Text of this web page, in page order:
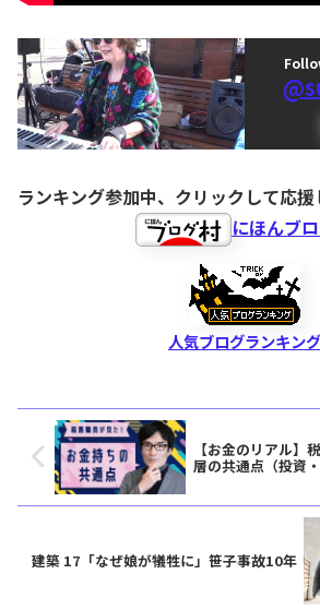
ランキング参加中、クリックして応援
にほんブ
人気ブログランキング
【お金のリアル】
層の共通点（投資
建築 17「なぜ娘が犠牲に」笹子事故10年